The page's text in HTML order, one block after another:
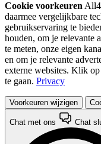
Cookie voorkeuren
daarmee vergelijkbare
gebruikservaring te
houden, om je relevante
te meten, onze eigen
en om je relevante
externe websites. Klik
te gaan. Privacy
Voorkeuren wijzigen
Chat met ons Chat